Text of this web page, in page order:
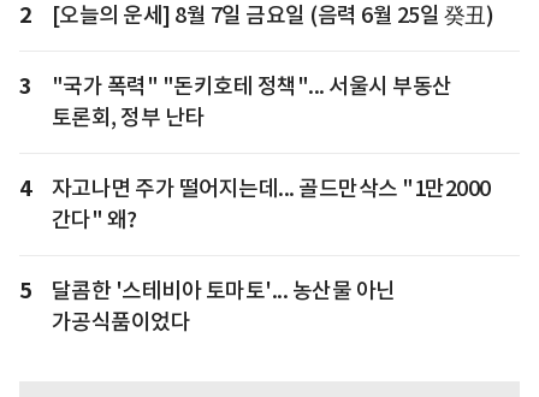
2 [오늘의 운세] 8월 7일 금요일 (음력 6월 25일 癸丑)
3
"국가 폭력" "돈키호테 정책"... 서울시 부동산
토론회, 정부 난타
4
자고나면 주가 떨어지는데... 골드만삭스 "1만2000
간다" 왜?
5
달콤한 '스테비아 토마토'... 농산물 아닌
가공식품이었다